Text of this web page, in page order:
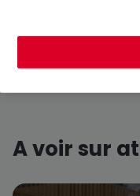
A voir sur